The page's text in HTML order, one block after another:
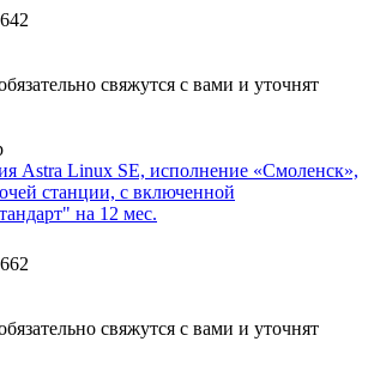
свяжутся с вами и уточнят
Astra Linux SE, исполнение «Смоленск»,
станции, с включенной
на 12 мес.
свяжутся с вами и уточнят